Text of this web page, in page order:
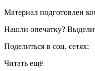
Материал подготовлен
Нашли опечатку?
Поделиться в соц. сетях:
Читать ещё